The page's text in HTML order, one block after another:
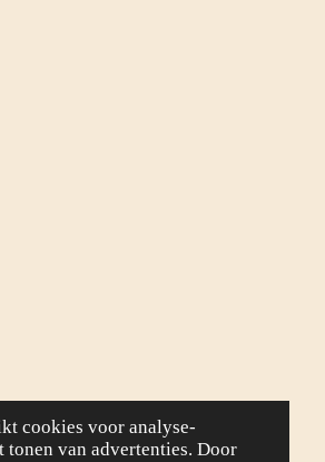
cookies voor analyse-
tonen van advertenties. Door